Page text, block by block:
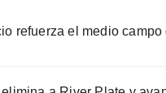
refuerza el medio campo